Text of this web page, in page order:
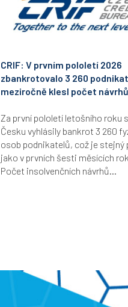
CRIF: V prvním pololetí 2026
zbankrotovalo 3 260
meziročně klesl počet návrhů
Za první pololetí letošního roku
Česku vyhlásily bankrot 3 260
osob podnikatelů, což je stejný
jako v prvních šesti měsících
Počet insolvenčních návrhů...